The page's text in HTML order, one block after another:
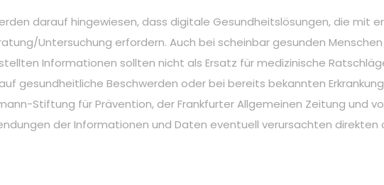
darauf hingewiesen, dass digitale Gesundheitslösungen, die mit
Untersuchung erfordern. Auch bei scheinbar gesunden
Informationen sollten nicht als Ersatz für medizinische
gesundheitliche Beschwerden oder bei bereits bekannten
Stiftung für Prävention, der Frankfurter Allgemeinen Zeitung und
der Informationen und Daten eventuell verursachten direkten